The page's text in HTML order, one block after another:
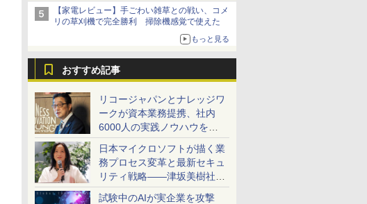
当選無効分
【家電レビュー】手ごわい雑草との戦い、コメ
リの草刈機で完全勝利 掃除機感覚で使えた
もっと見る
おすすめ記事
リコージャパンとナレッジワ
ークが資本業務提携、社内
6000人の実践ノウハウを生
かした「AI商談記録 for
RICOH」を展開へ
日本マイクロソフトが描く業
務プロセス変革と最新セキュ
リティ戦略――津坂美樹社長
が2027年度戦略を説明
試験中のAIが実企業を攻撃